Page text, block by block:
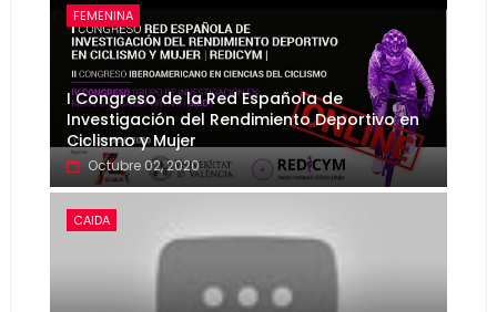
FEMENINA
I Congreso de la Red Española de
Investigación del Rendimiento Deportivo en
Ciclismo y Mujer
Octubre 02, 2020
CAIDA